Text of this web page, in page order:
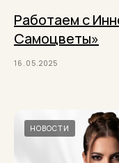
Работаем с
Самоцветы»
16.05.2025
НОВОСТИ